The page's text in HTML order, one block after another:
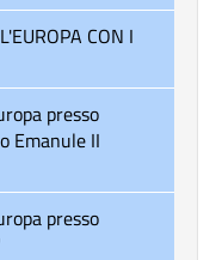
Emanule II